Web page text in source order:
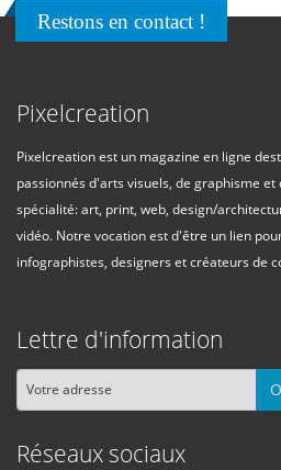
Restons en contact !
Pixelcreation
Pixelcreation est un magazine en ligne
passionnés d'arts visuels, de graphisme
spécialité: art, print, web, design/
vidéo. Notre vocation est d'être un lien
infographistes, designers et créateurs de
Lettre d'information
Réseaux sociaux